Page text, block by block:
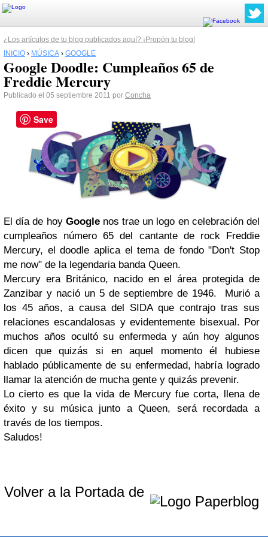
¿Los artículos de tu blog publicados aquí? ¡Propón tu blog!
INICIO › MÚSICA › GOOGLE
Google Doodle: Cumpleaños 65 de
Freddie Mercury
Publicado el 05 septiembre 2011 por Concha
El día de hoy Googlenos trae un logo en celebración del
cumpleaños número 65 del cantante de rock Freddie
Mercury, el doodle aplica el tema de fondo "Don't Stop
me now" de la legendaria banda Queen.
Mercury era Británico, nacido en el área protegida de
Zanzibar y nació un 5 de septiembre de 1946. Murió a
los 45 años, a causa del SIDA que contrajo tras sus
relaciones escandalosas y evidentemente bisexual. Por
muchos años ocultó su enfermeda y aún hoy algunos
dicen que quizás si en aquel momento él hubiese
hablado públicamente de su enfermedad, habría logrado
llamar la atención de mucha gente y quizás prevenir.
Lo cierto es que la vida de Mercury fue corta, llena de
éxito y su música junto a Queen, será recordada a
través de los tiempos.
Saludos!
Volver a la Portada de
Save